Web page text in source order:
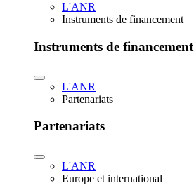
L'ANR
Instruments de financement
Instruments de financement
L'ANR
Partenariats
Partenariats
L'ANR
Europe et international